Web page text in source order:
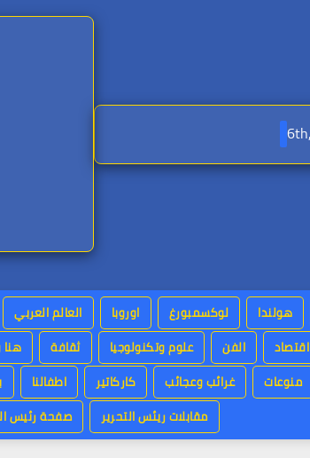
هولندا لوكسمبورغ اوروبا العالم العربي
اقتصاد الفن علوم وتكنولوجيا ثقافة
منوعات غرائب وعجائب كاركاتير اطفالنا
مقابلات ريئس التحرير
صفحة رئيس